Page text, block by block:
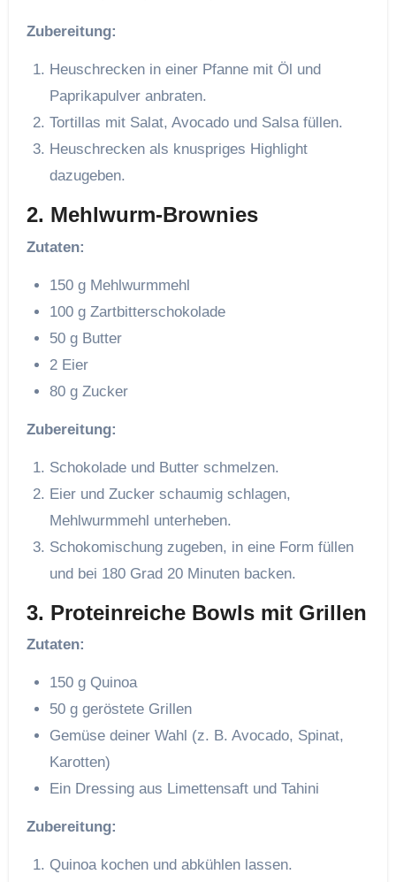
Zubereitung:
Heuschrecken in einer Pfanne mit Öl und
Paprikapulver anbraten.
Tortillas mit Salat, Avocado und Salsa füllen.
Heuschrecken als knuspriges Highlight
dazugeben.
2. Mehlwurm-Brownies
Zutaten:
150 g Mehlwurmmehl
100 g Zartbitterschokolade
50 g Butter
2 Eier
80 g Zucker
Zubereitung:
Schokolade und Butter schmelzen.
Eier und Zucker schaumig schlagen,
Mehlwurmmehl unterheben.
Schokomischung zugeben, in eine Form füllen
und bei 180 Grad 20 Minuten backen.
3. Proteinreiche Bowls mit Grillen
Zutaten:
150 g Quinoa
50 g geröstete Grillen
Gemüse deiner Wahl (z. B. Avocado, Spinat,
Karotten)
Ein Dressing aus Limettensaft und Tahini
Zubereitung:
Quinoa kochen und abkühlen lassen.